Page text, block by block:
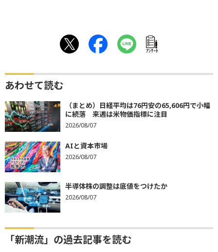
ｱﾝｹｰﾄ
あわせて読む
（まとめ）日経平均は76円安の65,606円で小幅
に続落 来週は米物価指標に注目
2026/08/07
AIと資本市場
2026/08/07
半導体株の調整は底値をつけたか
2026/08/07
「新潮流」の過去記事を読む